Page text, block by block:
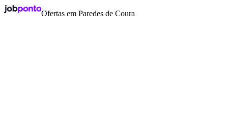
Ofertas em Paredes de Coura